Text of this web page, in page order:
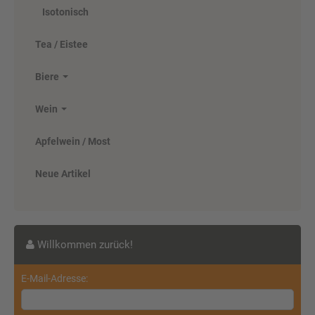
Teinacher Direktsaftschorle Apfel
20 x 0,5 Liter (PET/Einweg)
ab 16,00 EUR
Isotonisch
Tea / Eistee
Biere
Wein
Apfelwein / Most
Neue Artikel
Willkommen zurück!
E-Mail-Adresse: